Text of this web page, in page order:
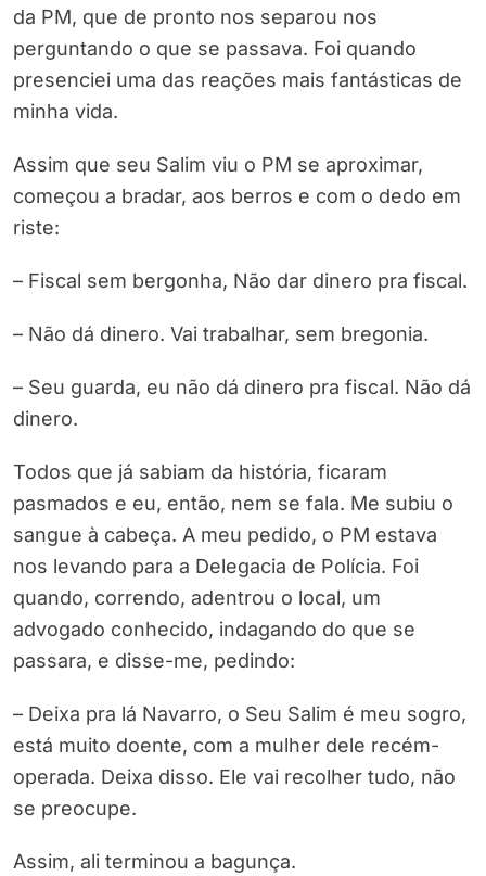
da PM, que de pronto nos separou nos
perguntando o que se passava. Foi quando
presenciei uma das reações mais fantásticas de
minha vida.
Assim que seu Salim viu o PM se aproximar,
começou a bradar, aos berros e com o dedo em
riste:
– Fiscal sem bergonha, Não dar dinero pra fiscal.
– Não dá dinero. Vai trabalhar, sem bregonia.
– Seu guarda, eu não dá dinero pra fiscal. Não dá
dinero.
Todos que já sabiam da história, ficaram
pasmados e eu, então, nem se fala. Me subiu o
sangue à cabeça. A meu pedido, o PM estava
nos levando para a Delegacia de Polícia. Foi
quando, correndo, adentrou o local, um
advogado conhecido, indagando do que se
passara, e disse-me, pedindo:
– Deixa pra lá Navarro, o Seu Salim é meu sogro,
está muito doente, com a mulher dele recém-
operada. Deixa disso. Ele vai recolher tudo, não
se preocupe.
Assim, ali terminou a bagunça.